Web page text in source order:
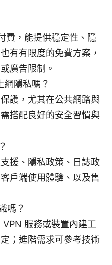
費，能提供穩定性、隱
有有限度的免費方案，
廣告限制。
網隱私嗎？
護，尤其在公共網路與
搭配良好的安全習慣與
援、隱私政策、日誌政
戶端使用體驗、以及售
嗎？
服務或裝置內建工
；進階需求可參考技術